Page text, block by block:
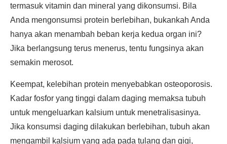
termasuk vitamin dan mineral yang dikonsumsi. Bila
Anda mengonsumsi protein berlebihan, bukankah Anda
hanya akan menambah beban kerja kedua organ ini?
Jika berlangsung terus menerus, tentu fungsinya akan
semakin merosot.
Keempat, kelebihan protein menyebabkan osteoporosis.
Kadar fosfor yang tinggi dalam daging memaksa tubuh
untuk mengeluarkan kalsium untuk menetralisasinya.
Jika konsumsi daging dilakukan berlebihan, tubuh akan
mengambil kalsium yang ada pada tulang dan gigi,